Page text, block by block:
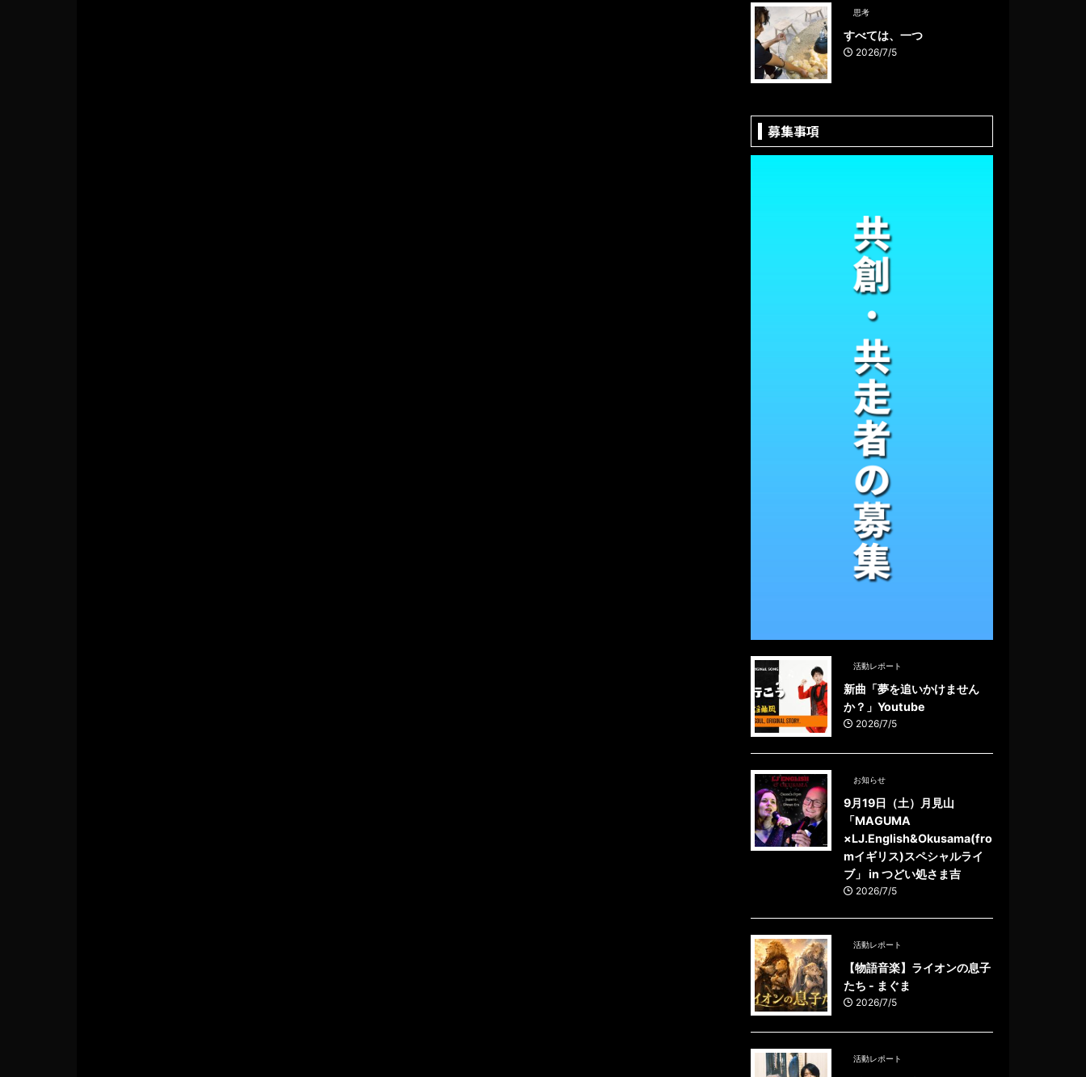
思考
すべては、一つ
2026/7/5
募集事項
活動レポート
新曲「夢を追いかけません
か？」Youtube
2026/7/5
お知らせ
9月19日（土）月見山
「MAGUMA
×LJ.English&Okusama(fro
mイギリス)スペシャルライ
ブ」 in つどい処さま吉
2026/7/5
活動レポート
【物語音楽】ライオンの息子
たち - まぐま
2026/7/5
活動レポート